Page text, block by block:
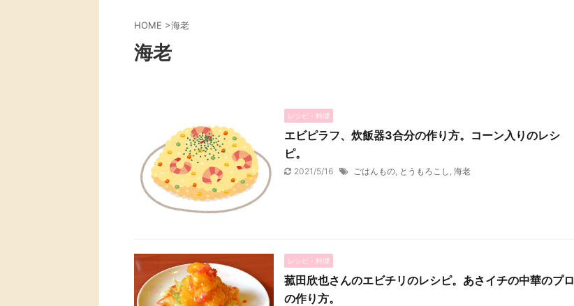
HOME >海老
海老
レシピ・料理
エビピラフ、炊飯器3合分の作り方。コーン入りのレシ
ピ。
2021/5/16 ごはんもの, とうもろこし , 海老
レシピ・料理
菰田欣也さんのエビチリのレシピ。あさイチの中華のプロ
の作り方。